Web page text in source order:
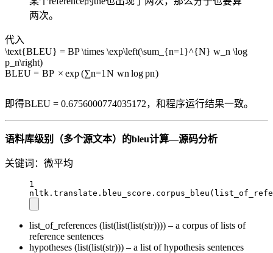
两次。
代入
\text{BLEU} = BP \times \exp\left(\sum_{n=1}^{N} w_n \log
p_n\right)
BLEU = BP × exp(∑n=1 N wn logpn)
即得BLEU = 0.6756000774035172，和程序运行结果一致。
语料库级别（多个源文本）的bleu计算—源码分析
关键词：微平均
1
list_of_references (list(list(list(str)))) – a corpus of lists of
reference sentences
hypotheses (list(list(str))) – a list of hypothesis sentences